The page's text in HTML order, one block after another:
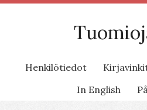
Henkilötiedot
In English